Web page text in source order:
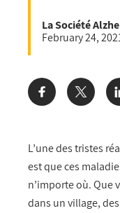
L’une des tristes
est que ces
n’importe où. Que
dans un village,
La Société
February 24,
Share: